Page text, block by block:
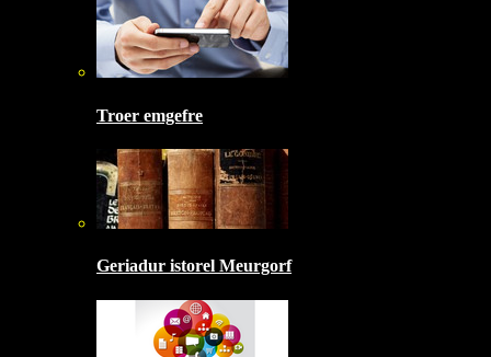
Troer emgefre
Geriadur istorel Meurgorf